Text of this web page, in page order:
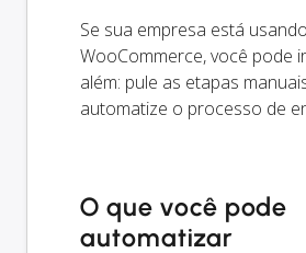
Se sua empresa está usando
WooCommerce, você pode
além: pule as etapas
automatize o processo de
O que você pode
automatizar